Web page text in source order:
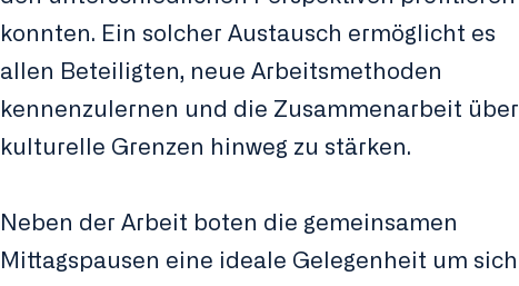
konnten. Ein solcher Austausch ermöglicht es
allen Beteiligten, neue Arbeitsmethoden
kennenzulernen und die Zusammenarbeit über
kulturelle Grenzen hinweg zu stärken.
Neben der Arbeit boten die gemeinsamen
Mittagspausen eine ideale Gelegenheit um sich